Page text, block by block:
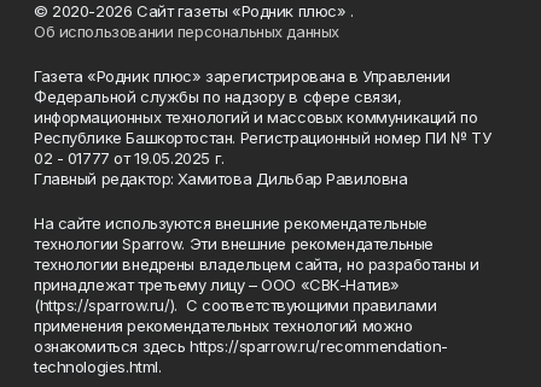
© 2020-2026 Сайт газеты «Родник плюс» .
Об использовании персональных данных
Газета «Родник плюс» зарегистрирована в Управлении
Федеральной службы по надзору в сфере связи,
информационных технологий и массовых коммуникаций по
Республике Башкортостан. Регистрационный номер ПИ № ТУ
02 - 01777 от 19.05.2025 г.
Главный редактор: Хамитова Дильбар Равиловна
На сайте используются внешние рекомендательные
технологии Sparrow. Эти внешние рекомендательные
технологии внедрены владельцем сайта, но разработаны и
принадлежат третьему лицу – ООО «СВК-Натив»
(https://sparrow.ru/). С соответствующими правилами
применения рекомендательных технологий можно
ознакомиться здесь https://sparrow.ru/recommendation-
technologies.html.